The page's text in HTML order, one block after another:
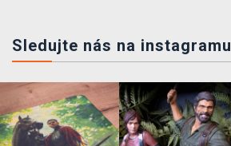
Sledujte nás na instagramu